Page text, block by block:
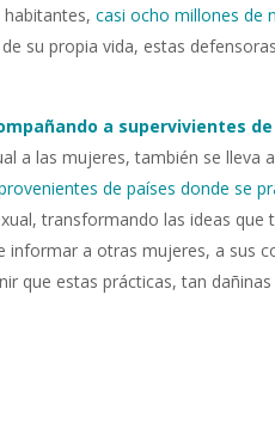
casi ocho millones de
su propia vida, estas
a supervivientes
a las mujeres, también se lleva
de países donde se
transformando las ideas que
informar a otras mujeres, a sus
que estas prácticas, tan